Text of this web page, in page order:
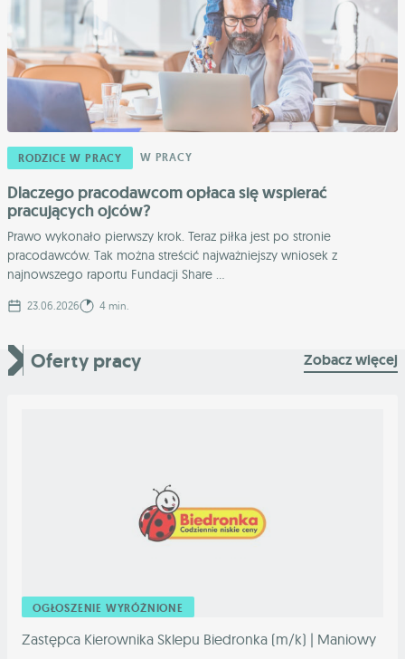
RODZICE W PRACY W PRACY
Dlaczego pracodawcom opłaca się wspierać
pracujących ojców?
Prawo wykonało pierwszy krok. Teraz piłka jest po stronie
pracodawców. Tak można streścić najważniejszy wniosek z
najnowszego raportu Fundacji Share ...
23.06.2026 4 min.
Oferty pracy Zobacz więcej
OGŁOSZENIE WYRÓŻNIONE
Zastępca Kierownika Sklepu Biedronka (m/k) | Maniowy